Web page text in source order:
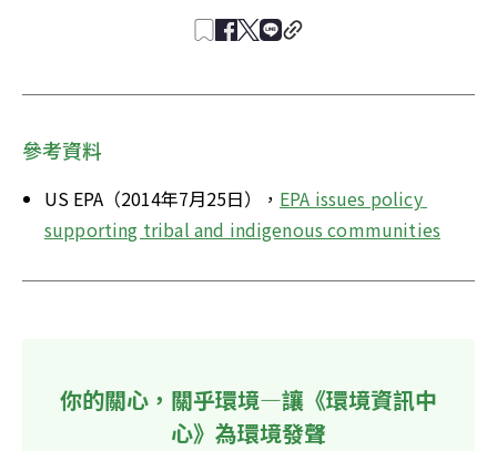
參考資料
US EPA（2014年7月25日）， EPA issues policy
supporting tribal and indigenous communities
你的關心，關乎環境—讓《環境資訊中
心》為環境發聲